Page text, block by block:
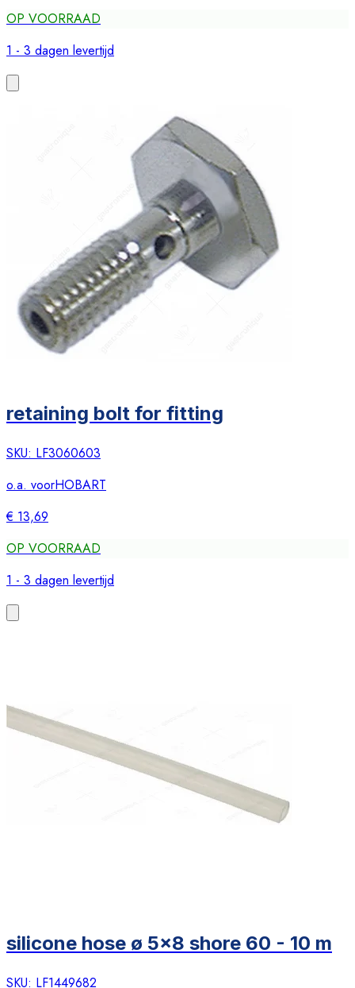
OP VOORRAAD
1 - 3 dagen levertijd
retaining bolt for fitting
SKU: LF3060603
o.a. voorHOBART
€ 13,69
OP VOORRAAD
1 - 3 dagen levertijd
silicone hose ø 5x8 shore 60 - 10 m
SKU: LF1449682